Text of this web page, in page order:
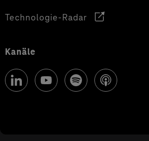
Technologie-Radar
Kanäle